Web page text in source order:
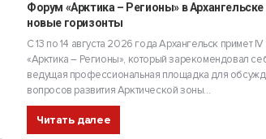
Форум «Арктика – Регионы» в
новые горизонты
С 13 по 14 августа 2026 года Архангельск примет
«Арктика – Регионы», который зарекомендовал
ведущая профессиональная площадка для
вопросов развития Арктической зоны...
Читать далее